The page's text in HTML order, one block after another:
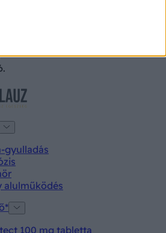
gyulladás
alulműködés
100 mg tabletta